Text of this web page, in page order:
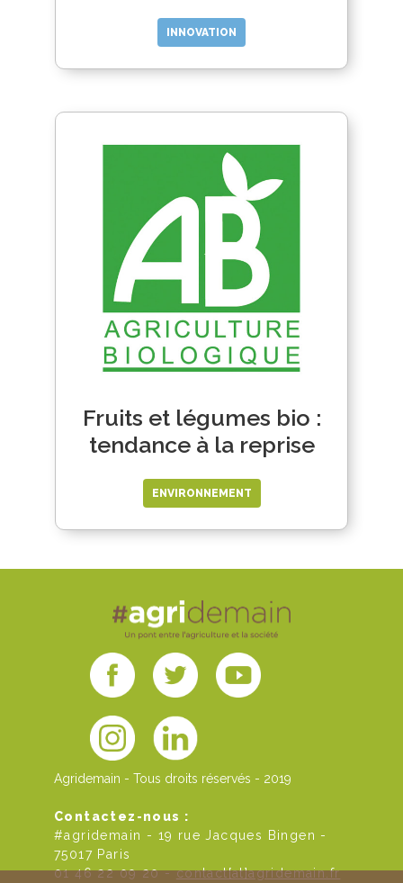
INNOVATION
Fruits et légumes bio :
tendance à la reprise
ENVIRONNEMENT
Agridemain - Tous droits réservés - 2019
Contactez-nous :
#agridemain - 19 rue Jacques Bingen -
75017 Paris
01 46 22 09 20 -contact[at]agridemain.fr